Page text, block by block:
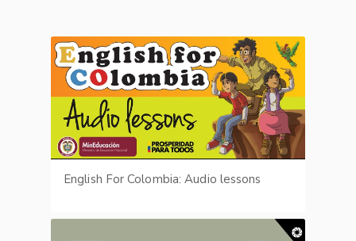
English For Colombia: Audio lessons